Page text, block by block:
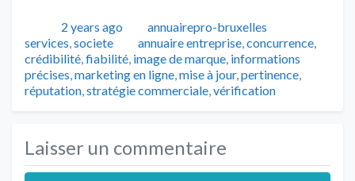
Publié2 years ago Auteur
annuairepro-bruxelles
services,societe Tags
annuaire entreprise,concurrence,
crédibilité,fiabilité, image de marque, informations
précises,marketing en ligne,mise à jour,pertinence,
réputation,stratégie commerciale,vérification
Laisser un commentaire